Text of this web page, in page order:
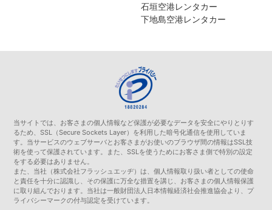
石垣空港レンタカー
下地島空港レンタカー
当サイトでは、お客さまの個人情報など保護が必要なデータを安全にやりとりす
るため、SSL（Secure Sockets Layer）を利用した暗号化通信を使用していま
す。当サービスのウェブサーバとお客さまがお使いのブラウザ間の情報はSSL技
術を使って保護されています。また、SSLを使うためにお客さま側で特別の設定
をする必要はありません。
また、当社（株式会社フラッシュエッヂ）は、個人情報取り扱い者としての使命
と責任を十分に認識し、その保護に万全な措置を講じ、お客さまの個人情報保護
に取り組んでおります。当社は一般財団法人日本情報経済社会推進協会より、プ
ライバシーマークの付与認定を受けています。